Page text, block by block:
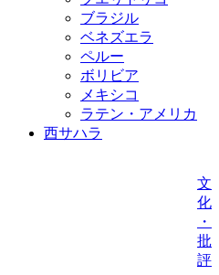
ブラジル
ベネズエラ
ペルー
ボリビア
メキシコ
ラテン・アメリカ
西サハラ
文
化
・
批
評